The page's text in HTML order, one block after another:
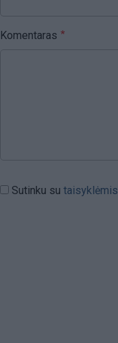
Komentaras
Sutinku su taisyklėmis